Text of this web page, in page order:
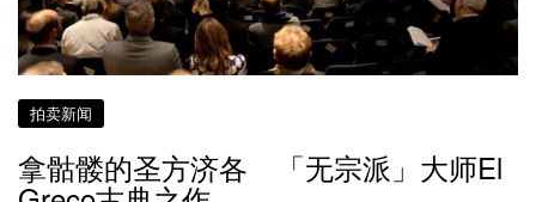
拍卖新闻
拿骷髅的圣方济各 「无宗派」大师El